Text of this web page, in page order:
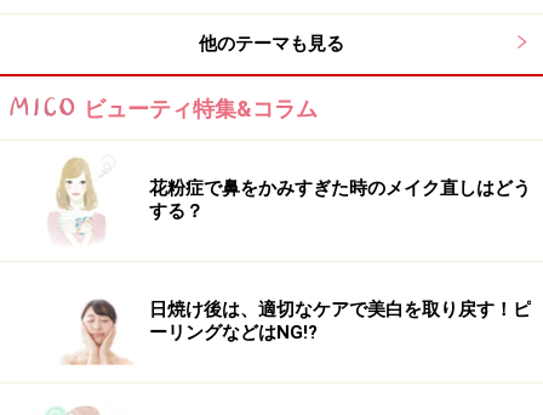
ナンを食べるときの食事の組み合わせ方
バランスの良い食事とは、 炭水化物・たんぱく質・脂
質・ビタミン・ミネラル
かせない栄養素が必要量揃った食事のことを指します。
普段の健康管理はもちろん、ダイエットに取り組んでい
るときにも意識したい大切なポイントです。
ナンは小麦粉を原料としていて、炭水化物源となる「主
食」です。そのため、ナンだけで食事を済ませようとす
他のテーマも見る
ビューティ特集&コラム
花粉症で鼻をかみすぎた時のメイク直しはどう
する？
日焼け後は、適切なケアで美白を取り戻す！ピ
ーリングなどはNG!?